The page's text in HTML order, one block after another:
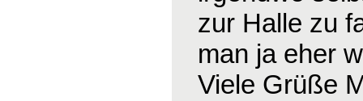
zur Halle zu
man ja eher
Viele Grüße